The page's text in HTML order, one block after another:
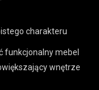
charakteru
funkcjonalny mebel
wnętrze